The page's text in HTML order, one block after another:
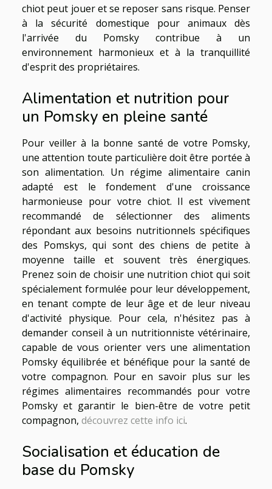
chiot peut jouer et se reposer sans risque. Penser
à la sécurité domestique pour animaux dès
l'arrivée du Pomsky contribue à un
environnement harmonieux et à la tranquillité
d'esprit des propriétaires.
Alimentation et nutrition pour
un Pomsky en pleine santé
Pour veiller à la bonne santé de votre Pomsky,
une attention toute particulière doit être portée à
son alimentation. Un régime alimentaire canin
adapté est le fondement d'une croissance
harmonieuse pour votre chiot. Il est vivement
recommandé de sélectionner des aliments
répondant aux besoins nutritionnels spécifiques
des Pomskys, qui sont des chiens de petite à
moyenne taille et souvent très énergiques.
Prenez soin de choisir une nutrition chiot qui soit
spécialement formulée pour leur développement,
en tenant compte de leur âge et de leur niveau
d'activité physique. Pour cela, n'hésitez pas à
demander conseil à un nutritionniste vétérinaire,
capable de vous orienter vers une alimentation
Pomsky équilibrée et bénéfique pour la santé de
votre compagnon. Pour en savoir plus sur les
régimes alimentaires recommandés pour votre
Pomsky et garantir le bien-être de votre petit
compagnon, découvrez cette info ici.
Socialisation et éducation de
base du Pomsky